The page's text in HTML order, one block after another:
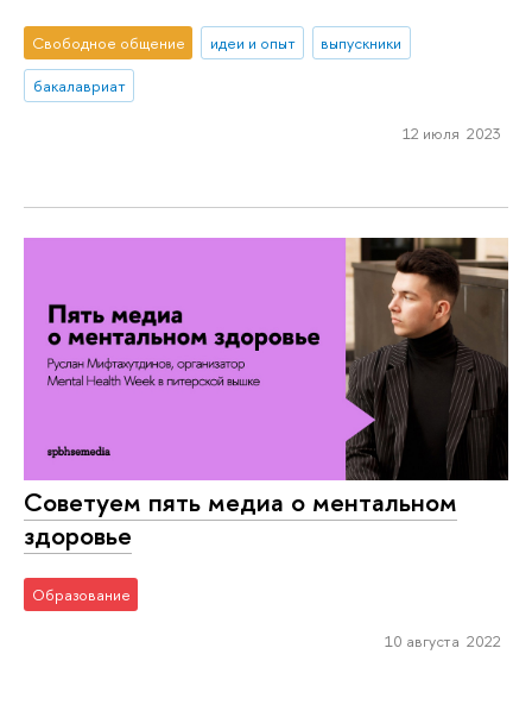
Свободное общение идеи и опыт
выпускники
бакалавриат
12 июля 2023
Советуем пять медиа о ментальном
здоровье
Образование
10 августа 2022